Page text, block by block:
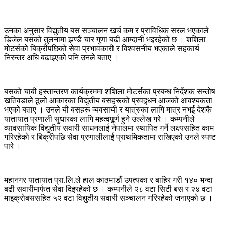
उनका अनुसार विद्युतीय बस सञ्चालन खर्च कम र प्राविधिक सरल भएकाले
डिजेल बसको तुलनामा झण्डै चार गुणा बढी आम्दानी भइरहेको छ । शशिला
मोटर्सको बिक्रीपछिको सेवा प्रभावकारी र विश्वसनीय भएकाले सहकार्य
निरन्तर अघि बढाइएको पनि उनले बताए ।
बसको चाबी हस्तान्तरण कार्यक्रममा शशिला मोटर्सका प्रबन्ध निर्देशक सन्तोष
खतिवडाले ठूलो आकारका विद्युतीय बसहरूको प्रवद्र्धन आजको आवश्यकता
भएको बताए । उनले यी बसहरू व्यवसायी र यात्रुका लागि मात्र नभई देशकै
यातायात प्रणाली सुधारका लागि महत्वपूर्ण हुने उल्लेख गरे । कम्पनीले
व्यावसायिक विद्युतीय सवारी साधनलाई नेपालमा स्थापित गर्ने लक्ष्यसहित काम
गरिरहेको र बिक्रीपछि सेवा प्रणालीलाई प्राथमिकतामा राखिएको उनले स्पष्ट
पारे ।
महानगर यातायात प्रा.लि.ले हाल काठमाडौं उपत्यका र बाहिर गरी १४० भन्दा
बढी सवारीमार्फत सेवा दिइरहेको छ । कम्पनीले २८ वटा सिटी बस र २४ वटा
माइक्रोबससहित ५२ वटा विद्युतीय सवारी सञ्चालन गरिरहेको जनाएको छ ।